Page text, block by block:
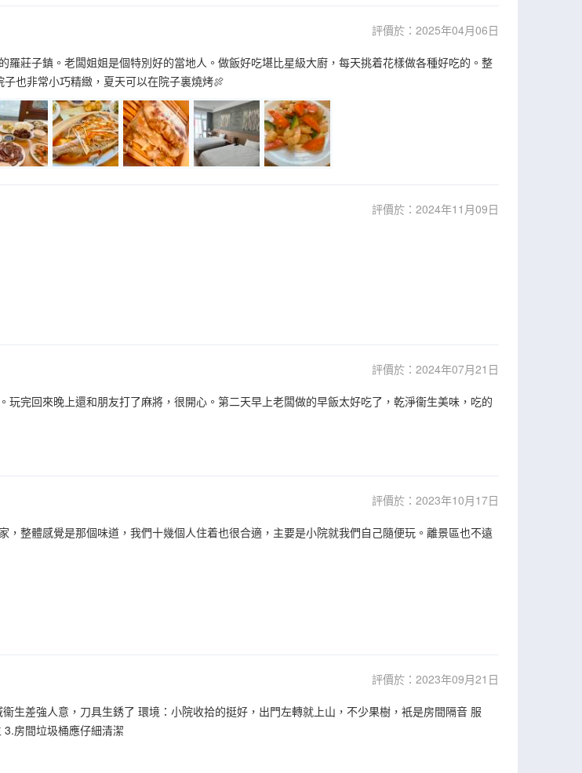
評價於：2025年04月06日
羅莊子鎮。老闆姐姐是個特別好的當地人。做飯好吃堪比星級大廚，每天挑着花樣做各種好吃的。整
也非常小巧精緻，夏天可以在院子裏燒烤🍖
評價於：2024年11月09日
評價於：2024年07月21日
玩完回來晚上還和朋友打了麻將，很開心。第二天早上老闆做的早飯太好吃了，乾淨衞生美味，吃的
評價於：2023年10月17日
，整體感覺是那個味道，我們十幾個人住着也很合適，主要是小院就我們自己隨便玩。離景區也不遠
評價於：2023年09月21日
生差強人意，刀具生銹了 環境：小院收拾的挺好，出門左轉就上山，不少果樹，衹是房間隔音 服
房間垃圾桶應仔細清潔